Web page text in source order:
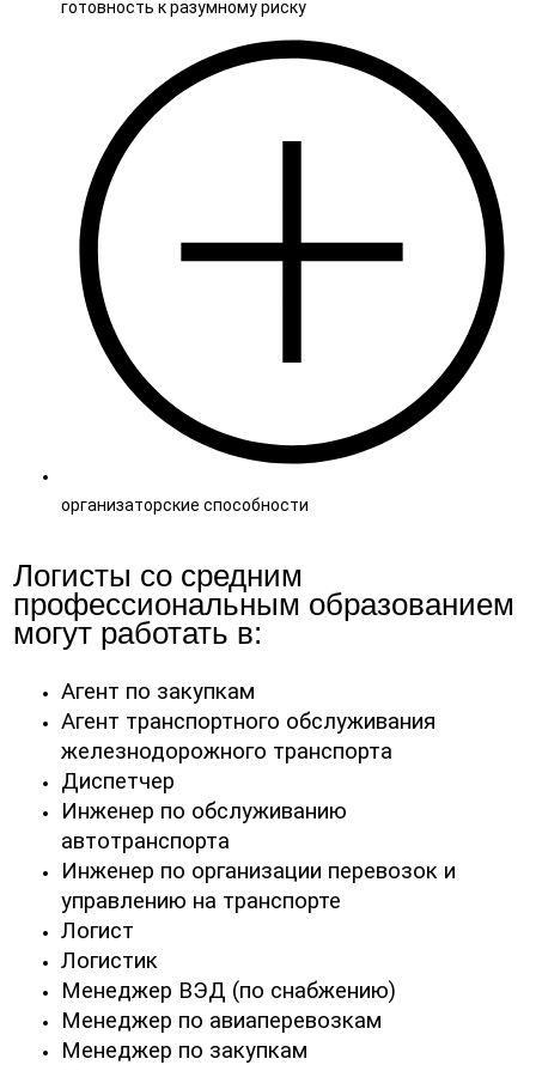
готовность к разумному риску
организаторские способности
Логисты со средним
профессиональным образованием
могут работать в:
Агент по закупкам
Агент транспортного обслуживания
железнодорожного транспорта
Диспетчер
Инженер по обслуживанию
автотранспорта
Инженер по организации перевозок и
управлению на транспорте
Логист
Логистик
Менеджер ВЭД (по снабжению)
Менеджер по авиаперевозкам
Менеджер по закупкам